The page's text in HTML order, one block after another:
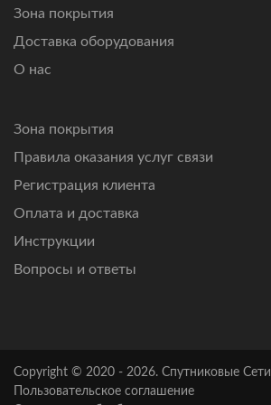
Зона покрытия
Доставка оборудования
О нас
Зона покрытия
Правила оказания услуг связи
Регистрация клиента
Оплата и доставка
Инструкции
Вопросы и ответы
Copyright © 2020 - 2026. Спутниковые Сети
Пользовательское соглашение